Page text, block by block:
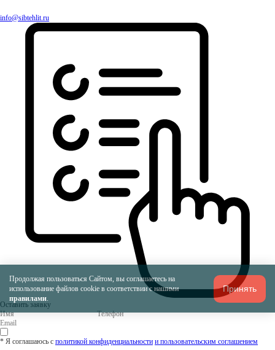
info@sibtehlit.ru
Оставить заявку
* Я соглашаюсь с политикой конфиденциальности и пользовательским соглашением
Продолжая пользоваться Сайтом, вы соглашаетесь на
использование файлов cookie в соответствии с нашими
правилами.
Принять